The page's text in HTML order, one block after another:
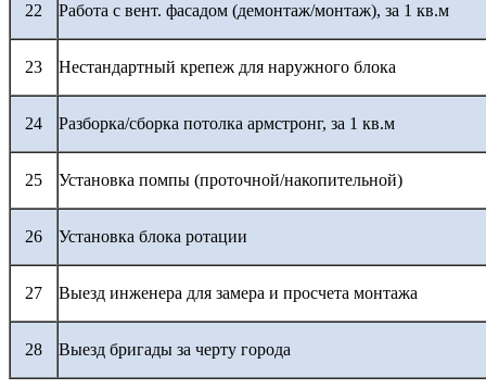
22 Работа с вент. фасадом (демонтаж/монтаж), за 1 кв.м
23 Нестандартный крепеж для наружного блока
24 Разборка/сборка потолка армстронг, за 1 кв.м
25 Установка помпы (проточной/накопительной)
26 Установка блока ротации
27 Выезд инженера для замера и просчета монтажа
28 Выезд бригады за черту города